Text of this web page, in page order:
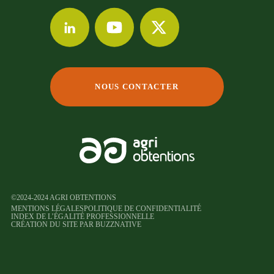
NOUS CONTACTER
©2024-2024 AGRI OBTENTIONS
MENTIONS LÉGALESPOLITIQUE DE CONFIDENTIALITÉ
INDEX DE L’ÉGALITÉ PROFESSIONNELLE
CRÉATION DU SITE PAR BUZZNATIVE